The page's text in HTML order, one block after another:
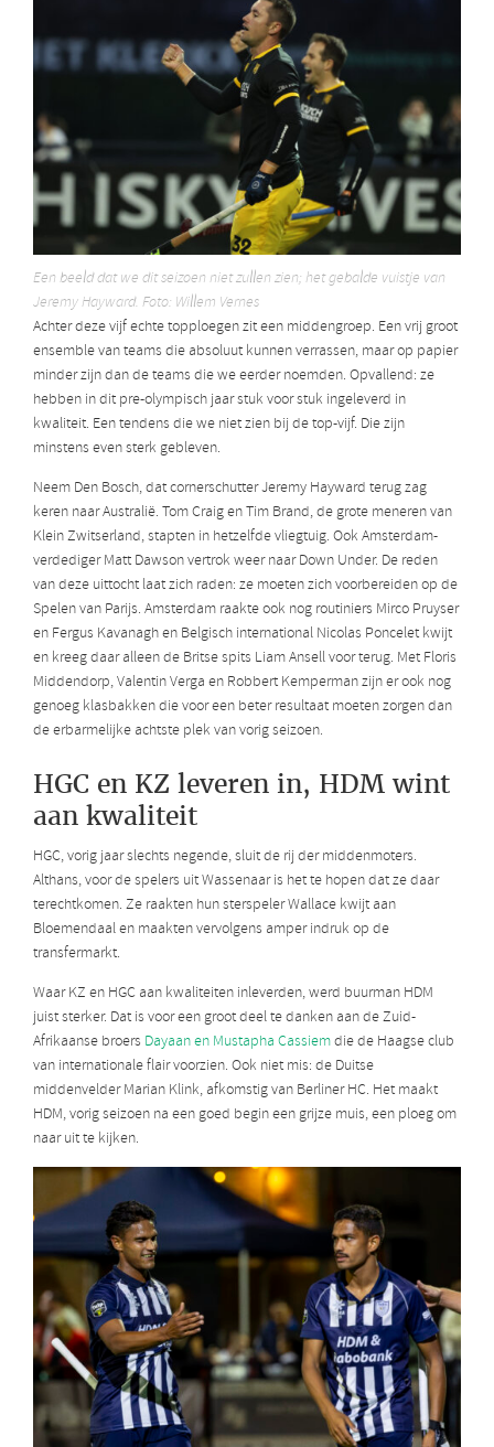
Een beeld dat we dit seizoen niet zullen zien; het gebalde vuistje van
Jeremy Hayward. Foto: Willem Vernes
Achter deze vijf echte topploegen zit een middengroep. Een vrij groot
ensemble van teams die absoluut kunnen verrassen, maar op papier
minder zijn dan de teams die we eerder noemden. Opvallend: ze
hebben in dit pre-olympisch jaar stuk voor stuk ingeleverd in
kwaliteit. Een tendens die we niet zien bij de top-vijf. Die zijn
minstens even sterk gebleven.
Neem Den Bosch, dat cornerschutter Jeremy Hayward terug zag
keren naar Australië. Tom Craig en Tim Brand, de grote meneren van
Klein Zwitserland, stapten in hetzelfde vliegtuig. Ook Amsterdam-
verdediger Matt Dawson vertrok weer naar Down Under. De reden
van deze uittocht laat zich raden: ze moeten zich voorbereiden op de
Spelen van Parijs. Amsterdam raakte ook nog routiniers Mirco Pruyser
en Fergus Kavanagh en Belgisch international Nicolas Poncelet kwijt
en kreeg daar alleen de Britse spits Liam Ansell voor terug. Met Floris
Middendorp, Valentin Verga en Robbert Kemperman zijn er ook nog
genoeg klasbakken die voor een beter resultaat moeten zorgen dan
de erbarmelijke achtste plek van vorig seizoen.
HGC en KZ leveren in, HDM wint
aan kwaliteit
HGC, vorig jaar slechts negende, sluit de rij der middenmoters.
Althans, voor de spelers uit Wassenaar is het te hopen dat ze daar
terechtkomen. Ze raakten hun sterspeler Wallace kwijt aan
Bloemendaal en maakten vervolgens amper indruk op de
transfermarkt.
Waar KZ en HGC aan kwaliteiten inleverden, werd buurman HDM
juist sterker. Dat is voor een groot deel te danken aan de Zuid-
Afrikaanse broers Dayaan en Mustapha Cassiemdie de Haagse club
van internationale flair voorzien. Ook niet mis: de Duitse
middenvelder Marian Klink, afkomstig van Berliner HC. Het maakt
HDM, vorig seizoen na een goed begin een grijze muis, een ploeg om
naar uit te kijken.